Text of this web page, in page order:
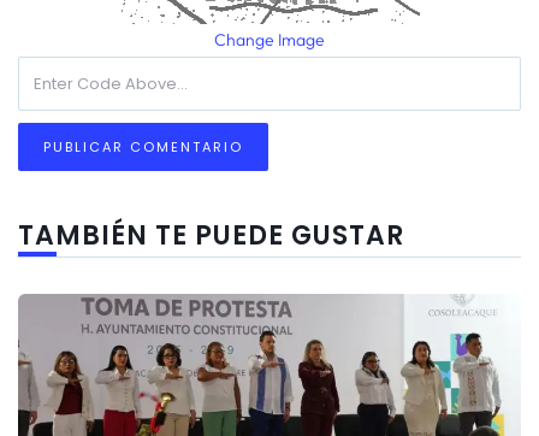
Change Image
TAMBIÉN TE PUEDE GUSTAR